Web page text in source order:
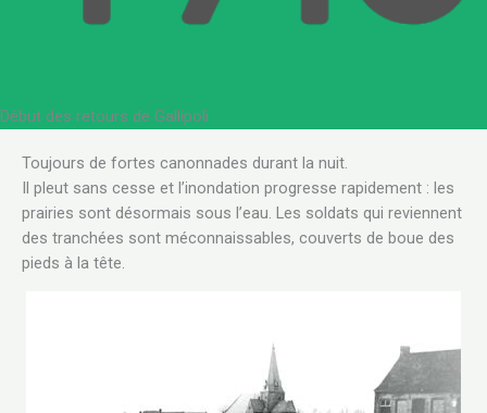
Début des retours de Gallipoli
Toujours de fortes canonnades durant la nuit.
Il pleut sans cesse et l’inondation progresse rapidement : les
prairies sont désormais sous l’eau. Les soldats qui reviennent
des tranchées sont méconnaissables, couverts de boue des
pieds à la tête.